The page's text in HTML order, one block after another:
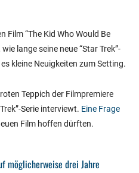
Film “The Kid Who Would Be
lange seine neue “Star Trek”-
kleine Neuigkeiten zum Setting.
Teppich der Filmpremiere
Serie interviewt. Eine Frage
Film hoffen dürften.
möglicherweise drei Jahre